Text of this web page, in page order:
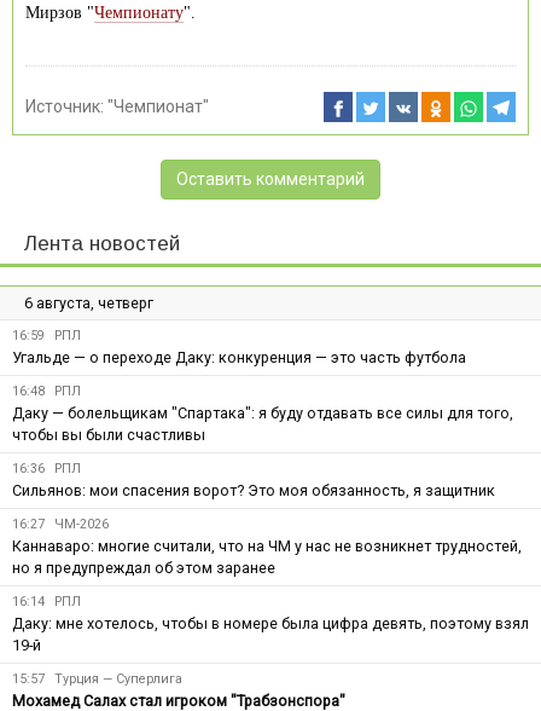
Мирзов "Чемпионату".
Источник: "Чемпионат"
Оставить комментарий
Лента новостей
6 августа, четверг
16:59 РПЛ
Угальде — о переходе Даку: конкуренция — это часть футбола
16:48 РПЛ
Даку — болельщикам "Спартака": я буду отдавать все силы для того,
чтобы вы были счастливы
16:36 РПЛ
Сильянов: мои спасения ворот? Это моя обязанность, я защитник
16:27 ЧМ-2026
Каннаваро: многие считали, что на ЧМ у нас не возникнет трудностей,
но я предупреждал об этом заранее
16:14 РПЛ
Даку: мне хотелось, чтобы в номере была цифра девять, поэтому взял
19-й
15:57 Турция — Суперлига
Мохамед Салах стал игроком "Трабзонспора"